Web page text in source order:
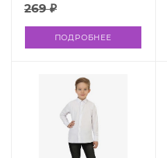
269 ₽
ПОДРОБНЕЕ